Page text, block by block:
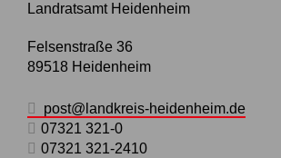
Landratsamt Heidenheim
Felsenstraße 36
89518 Heidenheim
post@landkreis-heidenheim.de
07321 321-0
07321 321-2410